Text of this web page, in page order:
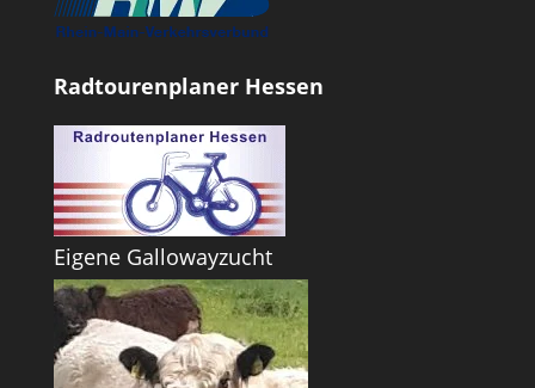
Radtourenplaner Hessen
Eigene Gallowayzucht